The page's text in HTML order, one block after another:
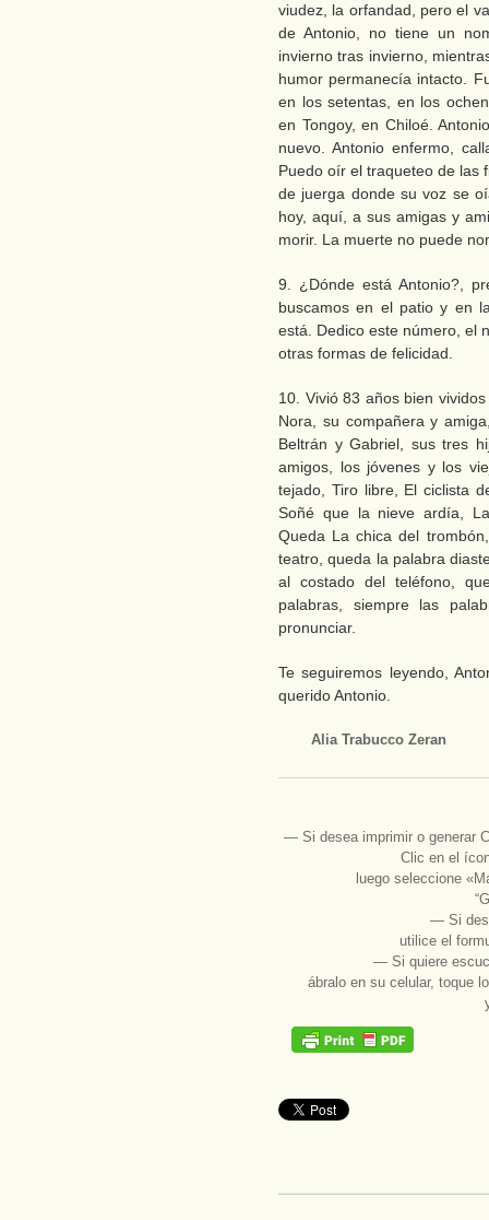
viudez, la orfandad, pero el
de Antonio, no tiene un
invierno tras invierno,
humor permanecía intacto.
en los setentas, en los
en Tongoy, en Chiloé.
nuevo. Antonio enfermo,
Puedo oír el traqueteo de las
de juerga donde su voz se
hoy, aquí, a sus amigas y
morir. La muerte no puede
9. ¿Dónde está Antonio?,
buscamos en el patio y en
está. Dedico este número, el
otras formas de felicidad.
10. Vivió 83 años bien
Nora, su compañera y
Beltrán y Gabriel, sus tres
amigos, los jóvenes y los
tejado, Tiro libre, El ciclista
Soñé que la nieve ardía,
Queda La chica del
teatro, queda la palabra
al costado del teléfono,
palabras, siempre las
pronunciar.
Te seguiremos leyendo,
querido Antonio.
Alia Trabucco Zeran
― Si desea imprimir o generar
Clic en el
luego seleccione
― Si
utilice el
― Si quiere
ábralo en su celular, toque